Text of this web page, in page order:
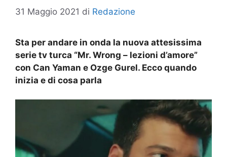
31 Maggio 2021 di Redazione
Sta per andare in onda la nuova attesissima
serie tv turca “Mr. Wrong – lezioni d’amore”
con Can Yaman e Ozge Gurel. Ecco quando
inizia e di cosa parla